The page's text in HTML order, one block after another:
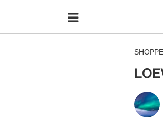
HOME
無在庫で自由気ままに稼ぐ！バイマ実践記